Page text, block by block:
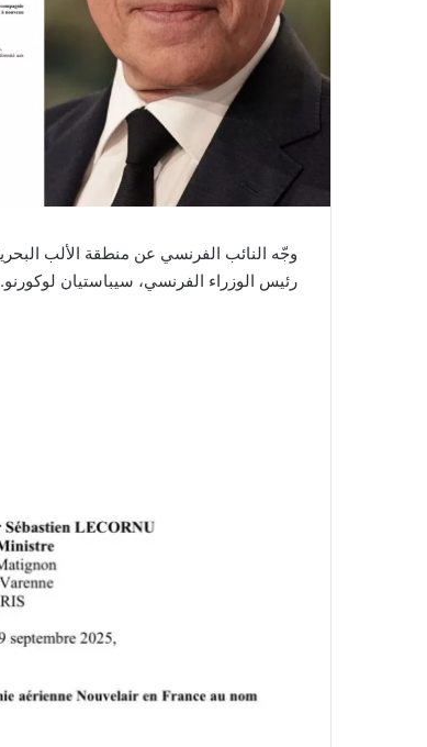
رئيس الوزراء الفرنسي، سيباستيان لوكورنو.